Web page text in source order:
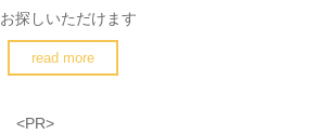
お探しいただけます
read more
<PR>